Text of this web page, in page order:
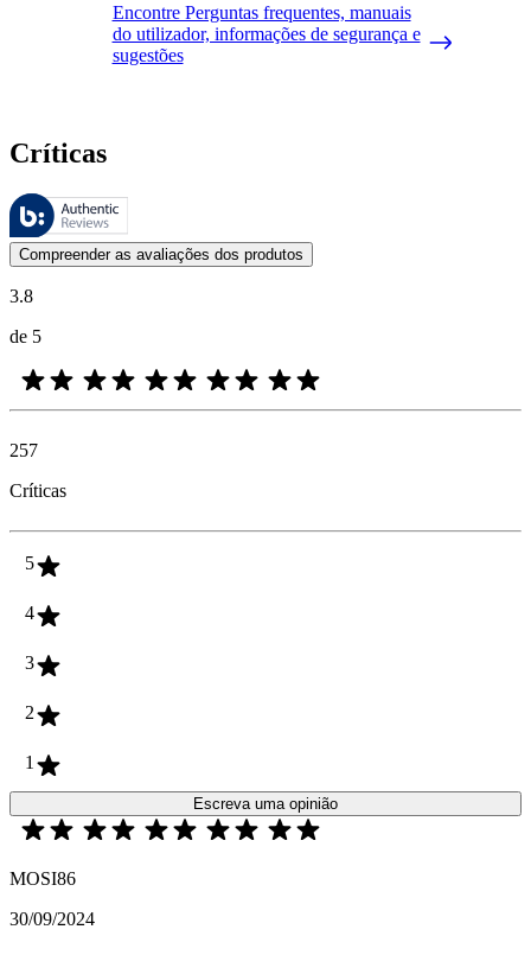
Encontre Perguntas frequentes, manuais
do utilizador, informações de segurança e
sugestões
Críticas
Estas avaliações são geridas pela Bazaarvoice e estão em
As opiniões dos clientes na forma de classificação do produto com
Compreender as avaliações dos produtos
3.8
de 5
257
Críticas
5
4
3
2
1
Escreva uma opinião
MOSI86
30/09/2024